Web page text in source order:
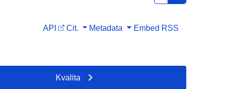
API Cit. Metadata Embed RSS
Kvalita